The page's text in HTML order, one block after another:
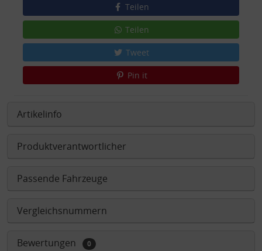
Teilen
Teilen
Tweet
Pin it
Artikelinfo
Produktverantwortlicher
Passende Fahrzeuge
Vergleichsnummern
Bewertungen 0